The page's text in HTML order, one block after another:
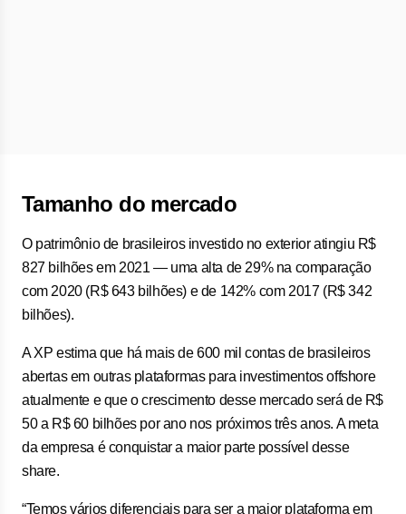
Tamanho do mercado
O patrimônio de brasileiros investido no exterior atingiu R$
827 bilhões em 2021 — uma alta de 29% na comparação
com 2020 (R$ 643 bilhões) e de 142% com 2017 (R$ 342
bilhões).
A XP estima que há mais de 600 mil contas de brasileiros
abertas em outras plataformas para investimentos offshore
atualmente e que o crescimento desse mercado será de R$
50 a R$ 60 bilhões por ano nos próximos três anos. A meta
da empresa é conquistar a maior parte possível desse
share.
“Temos vários diferenciais para ser a maior plataforma em